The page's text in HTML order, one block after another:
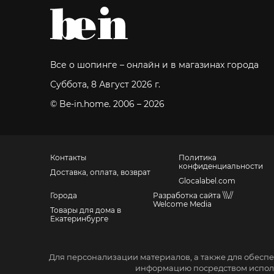
Для персонализации материалов, а также для
информацию посредством
Все о шопинге – онлайн и в магазинах города
Суббота, 8 Август 2026 г.
© Be-in.home. 2006 – 2026
Контакты
Доставка, оплата, возврат
Политика
конфиденциальности
Glocalabel.com
Города
Товары для дома в
Екатеринбурге
Разработка сайта \\\//
Welcome Media
Москва, Большой Ордынский пер., 4, стр. 2
+7 (952) 667-11-40